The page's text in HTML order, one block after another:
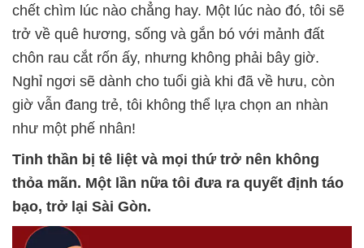
chết chìm lúc nào chẳng hay. Một lúc nào đó, tôi sẽ
trở về quê hương, sống và gắn bó với mảnh đất
chôn rau cắt rốn ấy, nhưng không phải bây giờ.
Nghỉ ngơi sẽ dành cho tuổi già khi đã về hưu, còn
giờ vẫn đang trẻ, tôi không thể lựa chọn an nhàn
như một phế nhân!
Tinh thần bị tê liệt và mọi thứ trở nên không
thỏa mãn. Một lần nữa tôi đưa ra quyết định táo
bạo, trở lại Sài Gòn.